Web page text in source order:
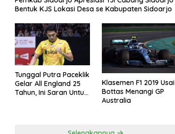
Bentuk KJS Lokasi Desa se Kabupaten Sidoarjo
Tunggal Putra Paceklik
Gelar All England 25
Tahun, Ini Saran Untuk
Klasemen F1 2019 Usai
Bottas Menangi GP
Australia